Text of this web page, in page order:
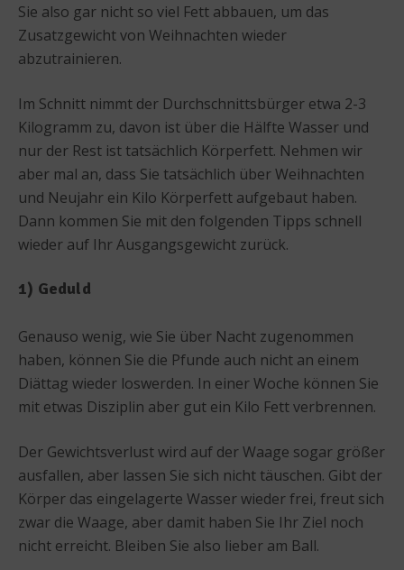
Sie also gar nicht so viel Fett abbauen, um das
Zusatzgewicht von Weihnachten wieder
abzutrainieren.
Im Schnitt nimmt der Durchschnittsbürger etwa 2-3
Kilogramm zu, davon ist über die Hälfte Wasser und
nur der Rest ist tatsächlich Körperfett. Nehmen wir
aber mal an, dass Sie tatsächlich über Weihnachten
und Neujahr ein Kilo Körperfett aufgebaut haben.
Dann kommen Sie mit den folgenden Tipps schnell
wieder auf Ihr Ausgangsgewicht zurück.
1) Geduld
Genauso wenig, wie Sie über Nacht zugenommen
haben, können Sie die Pfunde auch nicht an einem
Diättag wieder loswerden. In einer Woche können Sie
mit etwas Disziplin aber gut ein Kilo Fett verbrennen.
Der Gewichtsverlust wird auf der Waage sogar größer
ausfallen, aber lassen Sie sich nicht täuschen. Gibt der
Körper das eingelagerte Wasser wieder frei, freut sich
zwar die Waage, aber damit haben Sie Ihr Ziel noch
nicht erreicht. Bleiben Sie also lieber am Ball.